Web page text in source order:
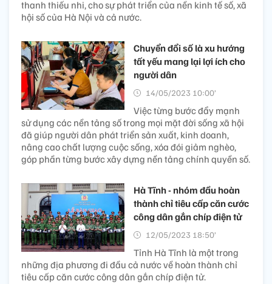
thanh thiếu nhi, cho sự phát triển của nền kinh tế số, xã
hội số của Hà Nội và cả nước.
Chuyển đổi số là xu hướng
tất yếu mang lại lợi ích cho
người dân
14/05/2023 10:00’
Việc từng bước đẩy mạnh
sử dụng các nền tảng số trong mọi mặt đời sống xã hội
đã giúp người dân phát triển sản xuất, kinh doanh,
nâng cao chất lượng cuộc sống, xóa đói giảm nghèo,
góp phần từng bước xây dựng nền tảng chính quyền số.
Hà Tĩnh - nhóm đầu hoàn
thành chỉ tiêu cấp căn cước
công dân gắn chíp điện tử
12/05/2023 18:50’
Tỉnh Hà Tĩnh là một trong
những địa phương đi đầu cả nước về hoàn thành chỉ
tiêu cấp căn cước công dân gắn chíp điện tử.